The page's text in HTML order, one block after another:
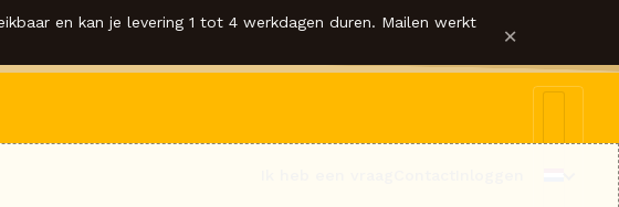
en kan je levering 1 tot 4 werkdagen duren. Mailen werkt ×